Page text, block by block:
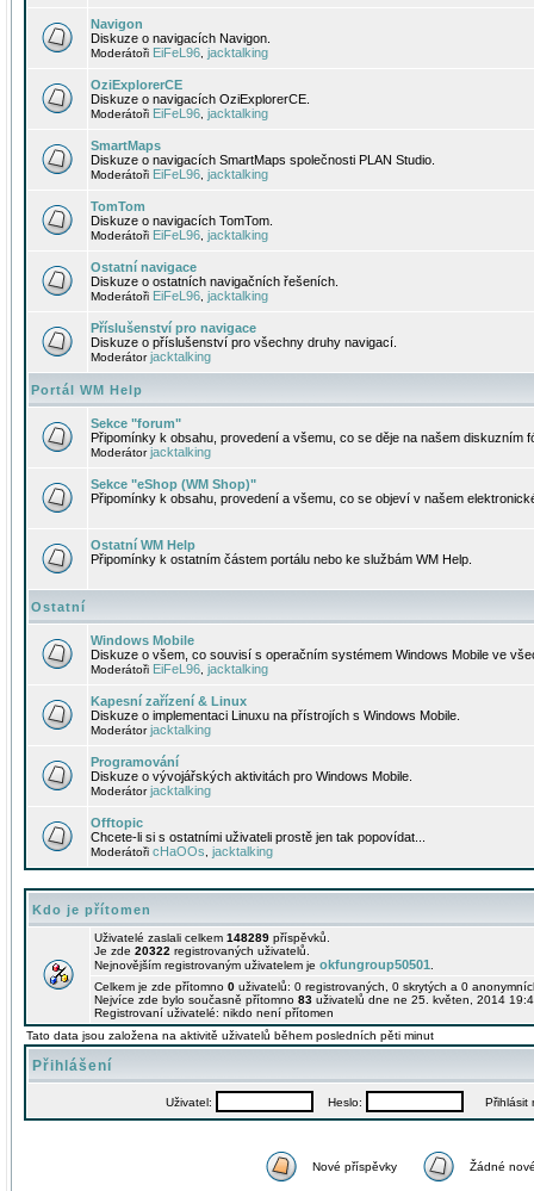
Navigon
Diskuze o navigacích Navigon.
Moderátoři EiFeL96 jacktalking
OziExplorerCE
Diskuze o navigacích OziExplorerCE.
Moderátoři EiFeL96 jacktalking
SmartMaps
Diskuze o navigacích SmartMaps společnosti PLAN Studio.
Moderátoři EiFeL96 jacktalking
TomTom
Diskuze o navigacích TomTom.
Moderátoři EiFeL96 jacktalking
Ostatní navigace
Diskuze o ostatních navigačních řešeních.
Moderátoři EiFeL96 jacktalking
Příslušenství pro navigace
Diskuze o příslušenství pro všechny druhy navigací.
Moderátorjacktalking
Portál WM Help
Sekce "forum"
Připomínky k obsahu, provedení a všemu, co se děje na našem diskuzním
Moderátorjacktalking
Sekce "eShop (WM Shop)"
Připomínky k obsahu, provedení a všemu, co se objeví v našem
Ostatní WM Help
Připomínky k ostatním částem portálu nebo ke službám WM Help.
Ostatní
Windows Mobile
Diskuze o všem, co souvisí s operačním systémem Windows Mobile ve
Moderátoři EiFeL96 jacktalking
Kapesní zařízení & Linux
Diskuze o implementaci Linuxu na přístrojích s Windows Mobile.
Moderátorjacktalking
Programování
Diskuze o vývojářských aktivitách pro Windows Mobile.
Moderátorjacktalking
Offtopic
Chcete-li si s ostatními uživateli prostě jen tak popovídat...
Moderátoři cHaOOs jacktalking
Kdo je přítomen
Uživatelé zaslali celkem 148289 příspěvků.
Je zde 20322 registrovaných uživatelů.
Nejnovějším registrovaným uživatelem je okfungroup50501
Celkem je zde přítomno 0 uživatelů: 0 registrovaných, 0 skrytých a 0
Nejvíce zde bylo současně přítomno 83 uživatelů dne ne 25. květen, 2014
Registrovaní uživatelé: nikdo není přítomen
Tato data jsou založena na aktivitě uživatelů během posledních pěti minut
Přihlášení
Uživatel: Heslo: Přihlásit
Nové příspěvky Žádné